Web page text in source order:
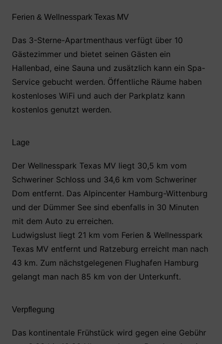
o
k
p
Ferien & Wellnesspark Texas MV
Das 3-Sterne-Apartmenthaus verfügt über 10
Gästezimmer und bietet seinen Gästen ein
Hallenbad, eine Sauna und zusätzlich kann ein Spa-
Service gebucht werden. Öffentliche Räume haben
kostenloses WiFi und auch der Parkplatz kann
kostenlos genutzt werden.
Lage
Der Wellnesspark Texas MV liegt 30,5 km vom
Schweriner Schloss und 34,6 km vom Schweriner
Dom entfernt. Das Alpincenter Hamburg-Wittenburg
und der Dümmer See sind ebenfalls in 30 Minuten
mit dem Auto zu erreichen.
Ludwigslust liegt 21 km vom Ferien & Wellnesspark
Texas MV entfernt und Ratzeburg erreicht man nach
43 km. Zum nächstgelegenen Flughafen Hamburg
gelangt man nach 85 km von der Unterkunft.
Verpflegung
Das kontinentale Frühstück wird gegen eine Gebühr